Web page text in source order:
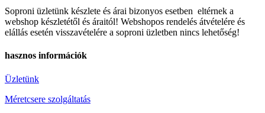
Soproni üzletünk készlete és árai bizonyos esetben eltérnek a
webshop készletétől és áraitól! Webshopos rendelés átvételére és
elállás esetén visszavételére a soproni üzletben nincs lehetőség!
hasznos információk
Üzletünk
Méretcsere szolgáltatás